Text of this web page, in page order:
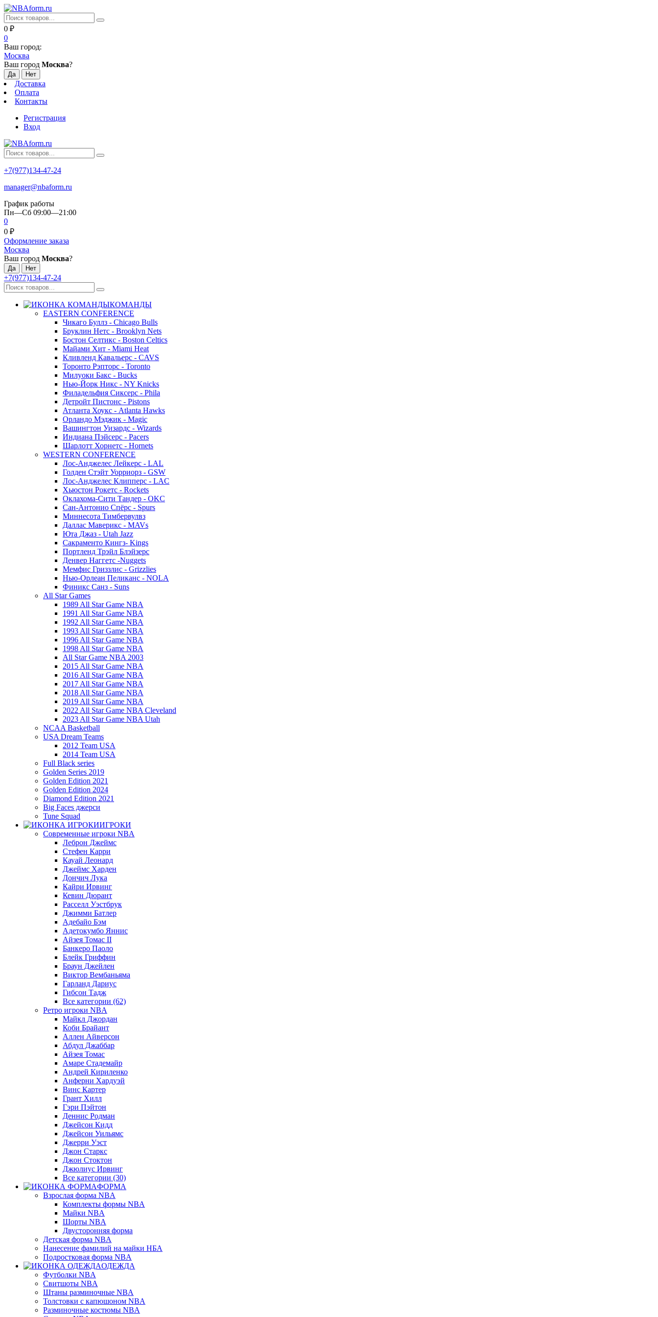
0 ₽
0
Ваш город:
Москва
Ваш город Москва?
Доставка
Оплата
Контакты
Регистрация
Вход
+7(977)134-47-24
manager@nbaform.ru
График работы
Пн—Сб 09:00—21:00
0
0 ₽
Оформление заказа
Москва
Ваш город Москва?
+7(977)134-47-24
КОМАНДЫ
EASTERN CONFERENCE
Чикаго Буллз - Chicago Bulls
Бруклин Нетс - Brooklyn Nets
Бостон Селтикс - Boston Celtics
Майами Хит - Miami Heat
Кливленд Кавальерс - CAVS
Торонто Рэпторс - Toronto
Милуоки Бакс - Bucks
Нью-Йорк Никс - NY Knicks
Филадельфия Сиксерс - Phila
Детройт Пистонс - Pistons
Атланта Хоукс - Atlanta Hawks
Орландо Мэджик - Magic
Вашингтон Уизардс - Wizards
Индиана Пэйсерс - Pacers
Шарлотт Хорнетс - Hornets
WESTERN CONFERENCE
Лос-Анджелес Лейкерс - LAL
Голден Стэйт Уорриорз - GSW
Лос-Анджелес Клипперс - LAC
Хьюстон Рокетс - Rockets
Оклахома-Сити Тандер - OKC
Сан-Антонио Спёрс - Spurs
Миннесота Тимбервулвз
Даллас Маверикс - MAVs
Юта Джаз - Utah Jazz
Сакраменто Кингз- Kings
Портленд Трэйл Блэйзерс
Денвер Наггетс -Nuggets
Мемфис Гриззлис - Grizzlies
Нью-Орлеан Пеликанс - NOLA
Финикс Санз - Suns
All Star Games
1989 All Star Game NBA
1991 All Star Game NBA
1992 All Star Game NBA
1993 All Star Game NBA
1996 All Star Game NBA
1998 All Star Game NBA
All Star Game NBA 2003
2015 All Star Game NBA
2016 All Star Game NBA
2017 All Star Game NBA
2018 All Star Game NBA
2019 All Star Game NBA
2022 All Star Game NBA Cleveland
2023 All Star Game NBA Utah
NCAA Basketball
USA Dream Teams
2012 Team USA
2014 Team USA
Full Black series
Golden Series 2019
Golden Edition 2021
Golden Edition 2024
Diamond Edition 2021
Big Faces джерси
Tune Squad
ИГРОКИ
Современные игроки NBA
Леброн Джеймс
Стефен Карри
Кауай Леонард
Джеймс Харден
Дончич Лука
Кайри Ирвинг
Кевин Дюрант
Расселл Уэстбрук
Джимми Батлер
Адебайо Бэм
Адетокумбо Яннис
Айзея Томас II
Банкеро Паоло
Блейк Гриффин
Браун Джейлен
Виктор Вембаньяма
Гарланд Дариус
Гибсон Тадж
Все категории (62)
Ретро игроки NBA
Майкл Джордан
Коби Брайант
Аллен Айверсон
Абдул Джаббар
Айзея Томас
Амаре Стадемайр
Андрей Кириленко
Анферни Xардуэй
Винс Картер
Грант Хилл
Гэри Пэйтон
Деннис Родман
Джейсон Кидд
Джейсон Уильямс
Джерри Уэст
Джон Старкс
Джон Стоктон
Джюлиус Ирвинг
Все категории (30)
ФОРМА
Взрослая форма NBA
Комплекты формы NBA
Майки NBA
Шорты NBA
Двусторонняя форма
Детская форма NBA
Нанесение фамилий на майки НБА
Подростковая форма NBA
ОДЕЖДА
Футболки NBA
Свитшоты NBA
Штаны разминочные NBA
Толстовки с капюшоном NBA
Разминочные костюмы NBA